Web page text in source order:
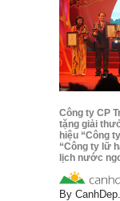
Công ty CP
tặng giải
hiệu “Công
“Công ty lữ
lịch nước
By